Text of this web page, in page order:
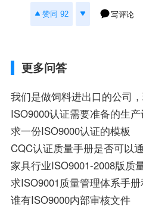
赞同 92 写评论
更多问答
求一份ISO9000认证的模板
CQC认证质量手册是否可以
家具行业ISO9001-2008版质
谁有ISO9000内部审核文件